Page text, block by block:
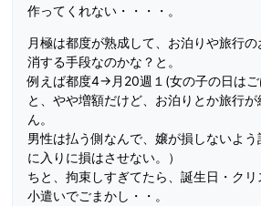
作ってくれない・・・・。
月極は都度が熟成して、お泊りや旅行
消する手段なのかな？と。
例えば都度4→月20週１(女の子の日は
と、やや増額だけど、お泊りとか旅行
ん。
男性は払う側なんで、嬢が損しないよ
に入りに損はさせない。）
ちと、拘束しすぎてたら、誕生日・ク
小遣いでごまかし・・。